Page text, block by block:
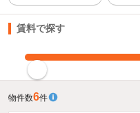
賃料で探す
物件数6件